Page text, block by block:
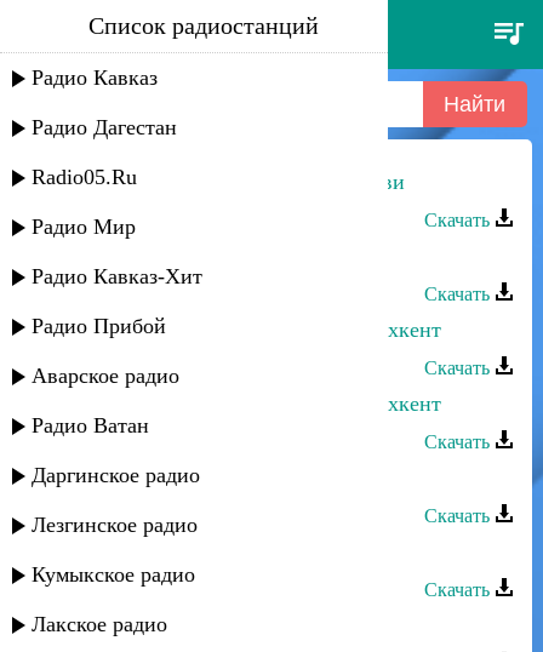
асият джамалутдинова - сад
любви
Список радиостанций
Радио Кавказ
Радио Дагестан
Radio05.Ru
Радио Мир
Радио Кавказ-Хит
Радио Прибой
Аварское радио
Радио Ватан
Даргинское радио
Лезгинское радио
Кумыкское радио
Лакское радио
Асият Джамалутдинова - Сад любви
Скачать
Скачать
Асият Джамалутдинова - Карабудахкент
Скачать
Асият Джамалутдинова - Карабудахкент
Скачать
Салимат Гаджиева - Врата любви
Скачать
Скачать
Руслан Гасанов - Сила любви